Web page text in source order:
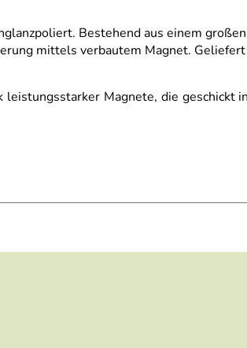
Bestehend aus einem
mittels verbautem Magnet.
Magnete, die geschickt